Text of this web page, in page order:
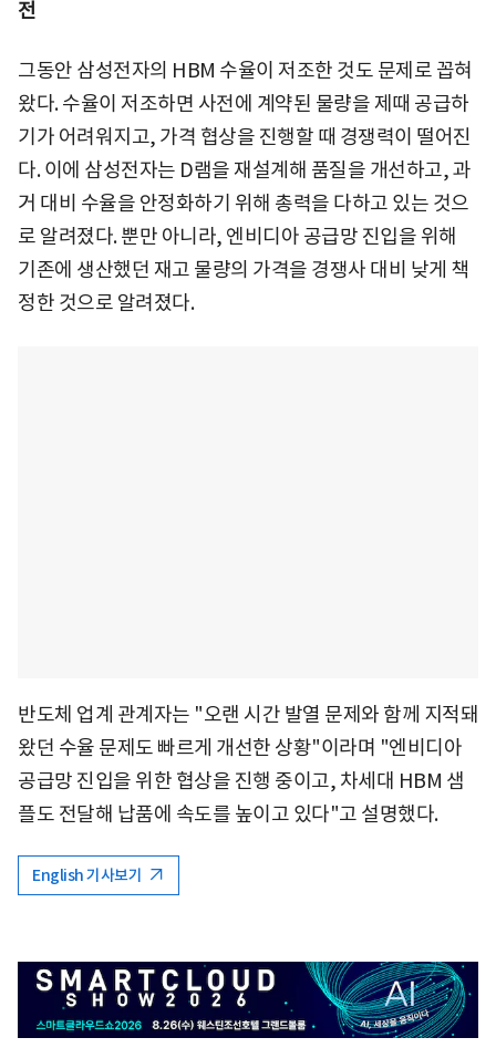
전
그동안 삼성전자의 HBM 수율이 저조한 것도 문제로 꼽혀
왔다. 수율이 저조하면 사전에 계약된 물량을 제때 공급하
기가 어려워지고, 가격 협상을 진행할 때 경쟁력이 떨어진
다. 이에 삼성전자는 D램을 재설계해 품질을 개선하고, 과
거 대비 수율을 안정화하기 위해 총력을 다하고 있는 것으
로 알려졌다. 뿐만 아니라, 엔비디아 공급망 진입을 위해
기존에 생산했던 재고 물량의 가격을 경쟁사 대비 낮게 책
정한 것으로 알려졌다.
반도체 업계 관계자는 "오랜 시간 발열 문제와 함께 지적돼
왔던 수율 문제도 빠르게 개선한 상황"이라며 "엔비디아
공급망 진입을 위한 협상을 진행 중이고, 차세대 HBM 샘
플도 전달해 납품에 속도를 높이고 있다"고 설명했다.
English 기사보기